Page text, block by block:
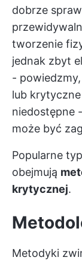
dobrze
tworzenie
jednak zbyt
-
lub
niedostępne
może być
Popularne
obejmują
krytycznej.
Metodyki